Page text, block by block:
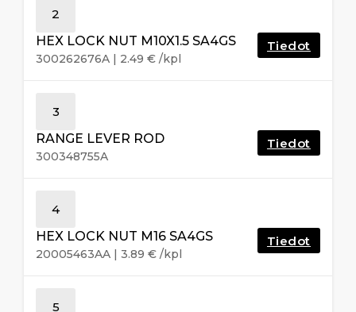
2
HEX LOCK NUT M10X1.5 SA4GS
300262676A | 2.49 € /kpl
Tiedot
3
RANGE LEVER ROD
300348755A
Tiedot
4
HEX LOCK NUT M16 SA4GS
20005463AA | 3.89 € /kpl
Tiedot
5